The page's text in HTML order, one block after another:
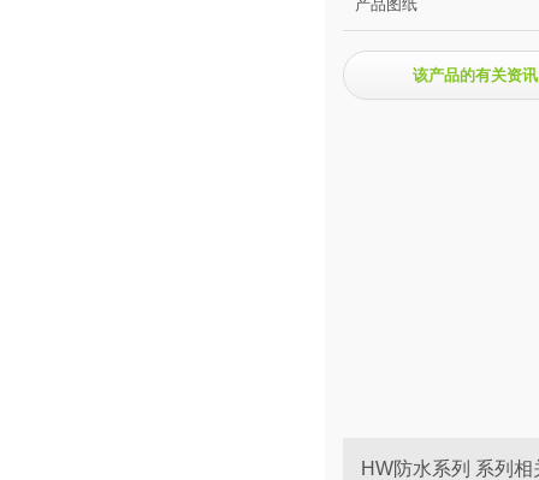
产品图纸
该产品的有关资讯
HW防水系列 系列相